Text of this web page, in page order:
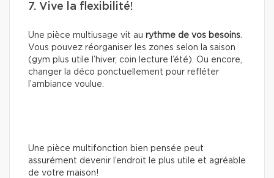
7. Vive la flexibilité!
Une pièce multiusage vit au rythme de vos besoins.
Vous pouvez réorganiser les zones selon la saison
(gym plus utile l’hiver, coin lecture l’été). Ou encore,
changer la déco ponctuellement pour refléter
l’ambiance voulue.
Une pièce multifonction bien pensée peut
assurément devenir l’endroit le plus utile et agréable
de votre maison!